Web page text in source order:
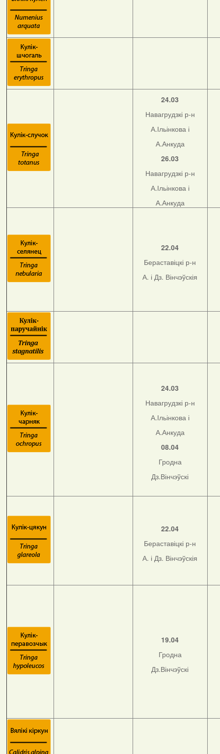
24.03
Навагрудзкі р-н
А.Ільінкова і
А.Анкуда
26.03
Навагрудзкі р-н
А.Ільінкова і
А.Анкуда
22.04
Бераставіцкі р-н
А. і Дз. Вінчэўскія
24.03
Навагрудзкі р-н
А.Ільінкова і
А.Анкуда
08.04
Гродна
Дз.Вінчэўскі
22.04
Бераставіцкі р-н
А. і Дз. Вінчэўскія
19.04
Гродна
Дз.Вінчэўскі